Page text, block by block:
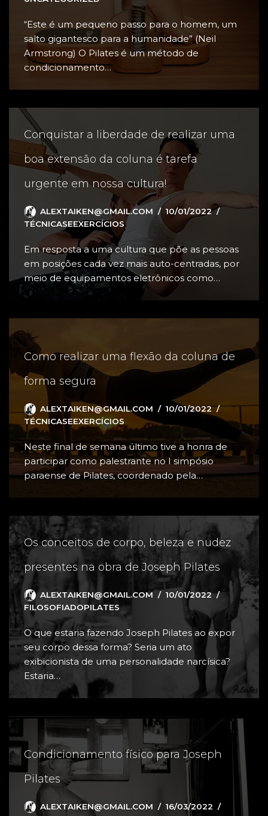
“Este é um pequeno passo para o homem, um
salto gigantesco para a humanidade” (Neil
Armstrong) O Pilates é um método de
condicionamento…
Conquistar a liberdade de realizar uma
boa extensão da coluna é tarefa
urgente em nossa cultura!
ALEXTAIKEN@GMAIL.COM
10/01/2022
TÉCNICASEEXERCÍCIOS
Em resposta a uma cultura que põe as pessoas
em posições cada vez mais auto-centradas, por
meio de equipamentos eletrônicos como…
Como realizar uma flexão da coluna de
forma segura
ALEXTAIKEN@GMAIL.COM
10/01/2022
TÉCNICASEEXERCÍCIOS
Neste final de semana último tive a honra de
participar como palestrante no I simpósio
paraense de Pilates, coordenado pela…
Os conceitos de corpo, beleza e nudez
presentes na obra de Joseph Pilates
ALEXTAIKEN@GMAIL.COM
10/01/2022
FILOSOFIADOPILATES
O que estaria fazendo Joseph Pilates ao expor
seu corpo dessa forma? Seria um ato
exibicionista de uma personalidade narcísica?
Estaria…
Condicionamento físico para Joseph
Pilates
ALEXTAIKEN@GMAIL.COM
16/03/2022